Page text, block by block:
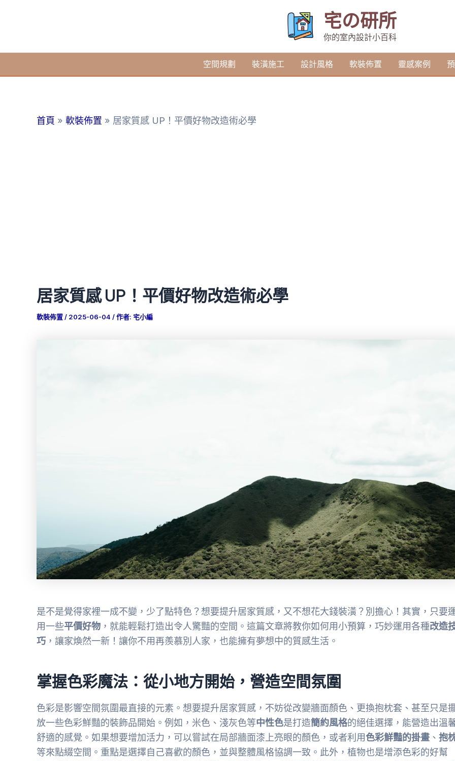
要
宅の研所
你的室內設計小百科
空間規劃 裝潢施工 設計風格 軟裝佈置 靈感案例
首頁 軟裝佈置 居家質感 UP！平價好物改造術必學
居家質感 UP！平價好物改造術必學
軟裝佈置/ 2025-06-04 / 作者: 宅小編
是不是覺得家裡一成不變，少了點特色？想要提升居家質感，又不想花大錢裝潢？別擔心！其實，只要
用一些平價好物 ，就能輕鬆打造出令人驚豔的空間。這篇文章將教你如何用小預算，巧妙運用各種改造
巧 ，讓家煥然一新！讓你不用再羨慕別人家，也能擁有夢想中的質感生活。
掌握色彩魔法：從小地方開始，營造空間氛圍
色彩是影響空間氛圍最直接的元素。想要提升居家質感，不妨從改變牆面顏色、更換抱枕套、甚至只是
放一些色彩鮮豔的裝飾品開始。例如，米色、淺灰色等中性色是打造簡約風格的絕佳選擇，能營造出溫
舒適的感覺。如果想要增加活力，可以嘗試在局部牆面漆上亮眼的顏色，或者利用色彩鮮豔的掛畫 、 抱
等來點綴空間。重點是選擇自己喜歡的顏色，並與整體風格協調一致。此外，植物也是增添色彩的好幫